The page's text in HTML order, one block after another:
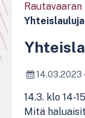
14.03.2023
14.3. klo 14-
Mitä